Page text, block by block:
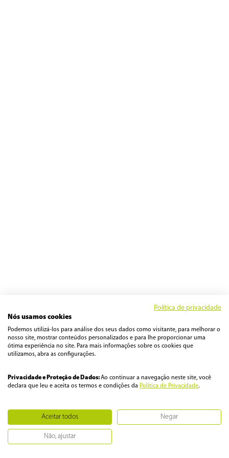
Política de privacidade
Nós usamos cookies
Podemos utilizá-los para análise dos seus dados como visitante, para melhorar o
nosso site, mostrar conteúdos personalizados e para lhe proporcionar uma
ótima experiência no site. Para mais informações sobre os cookies que
utilizamos, abra as configurações.
Privacidade e Proteção de Dados:Ao continuar a navegação neste site, você
declara que leu e aceita os termos e condições da Política de Privacidade.
Aceitar todos Negar
Não, ajustar